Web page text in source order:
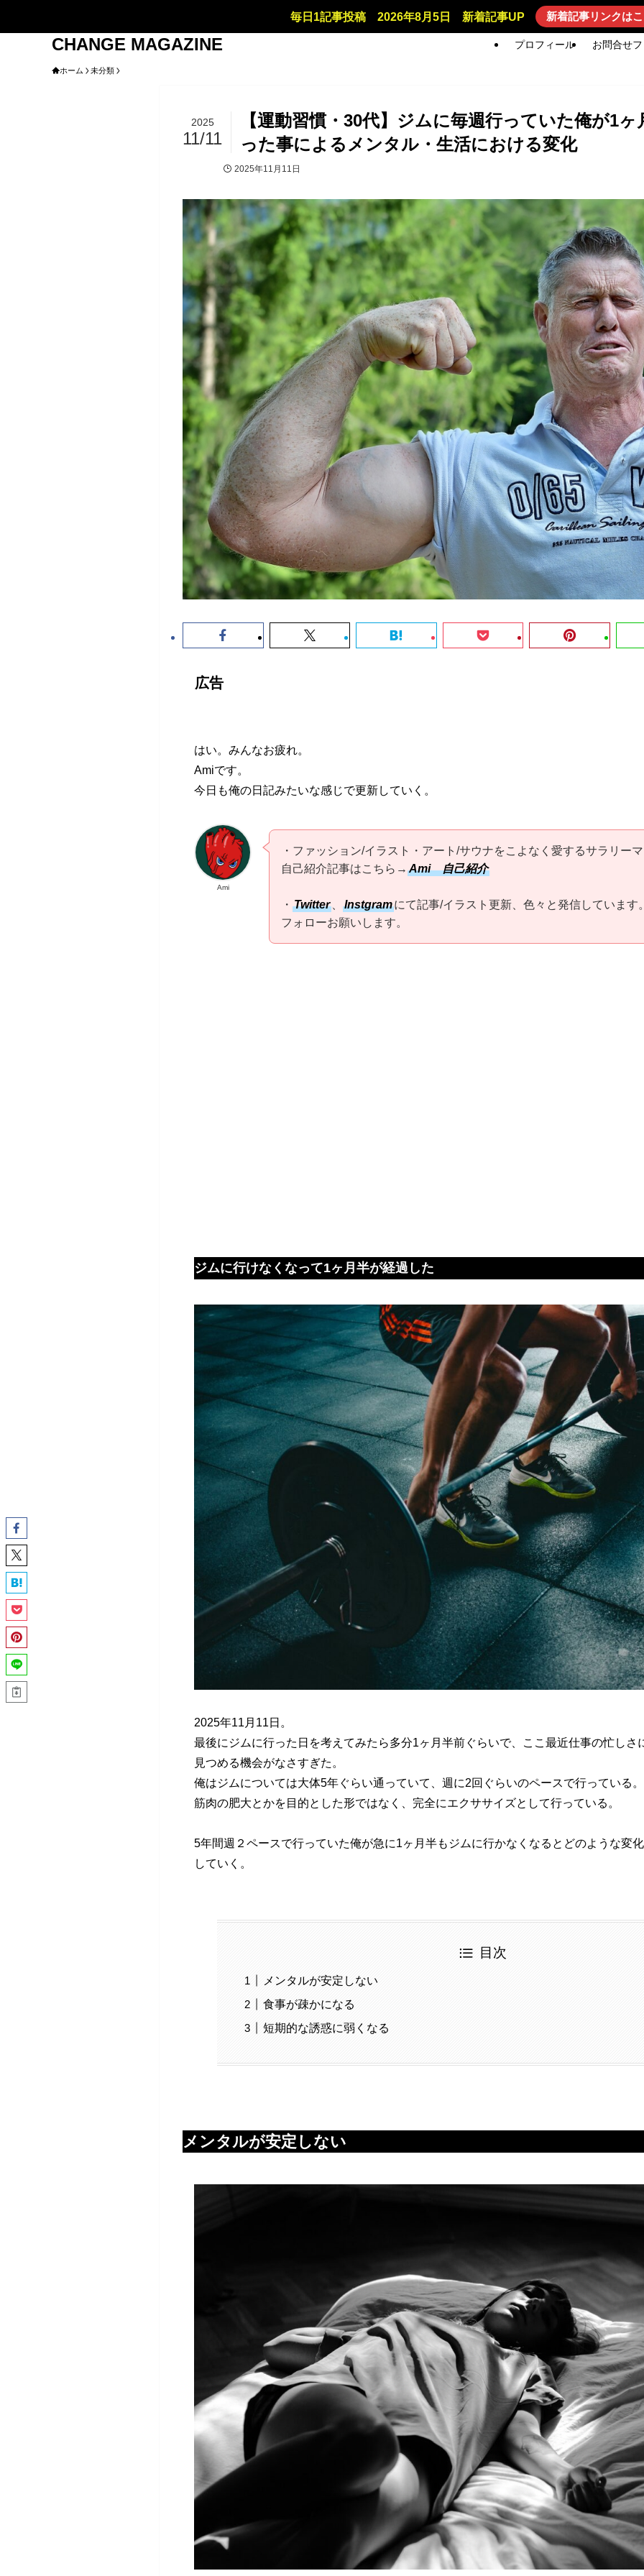
毎日1記事投稿 2026年8月5日 新着記事UP 新着記事リンクは
CHANGE MAGAZINE プロフィール お問合せ
ホーム 未分類
【運動習慣・30代】ジムに毎週行っていた俺が1
った事によるメンタル・生活における変化
2025
11/11
2025年11月11日
広告
はい。みんなお疲れ。
Amiです。
今日も俺の日記みたいな感じで更新していく。
Ami
・ファッション/イラスト・アート/サウナをこよなく愛するサラリー
自己紹介記事はこちら→ Ami 自己紹介
・ Twitter Instgramにて記事/イラスト更新、色々と発信しています
フォローお願いします。
ジムに行けなくなって1ヶ月半が経過した
2025年11月11日。
最後にジムに行った日を考えてみたら多分1ヶ月半前ぐらいで、ここ最近仕事の忙しさ
見つめる機会がなさすぎた。
俺はジムについては大体5年ぐらい通っていて、週に2回ぐらいのペースで行っている。
筋肉の肥大とかを目的とした形ではなく、完全にエクササイズとして行っている。
5年間週２ペースで行っていた俺が急に1ヶ月半もジムに行かなくなるとどのような変
していく。
目次
メンタルが安定しない
食事が疎かになる
短期的な誘惑に弱くなる
メンタルが安定しない